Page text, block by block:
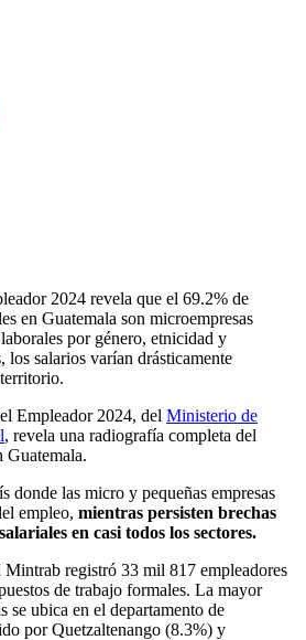
2024 revela que el 69.2% de
en Guatemala son microempresas
por género, etnicidad y
los salarios varían drásticamente
Empleador 2024, del Ministerio de
, revela una radiografía completa del
Guatemala.
donde las micro y pequeñas empresas
empleo, mientras persisten brechas
en casi todos los sectores.
registró 33 mil 817 empleadores
de trabajo formales. La mayor
se ubica en el departamento de
por Quetzaltenango (8.3%) y